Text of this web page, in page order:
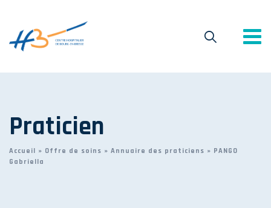
Praticien
Accueil » Offre de soins » Annuaire des praticiens » PANGO
Gabriella